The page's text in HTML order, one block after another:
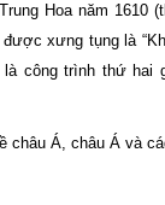
Hoa năm
xưng tụng là
là công trình thứ hai
châu Á, châu Á và